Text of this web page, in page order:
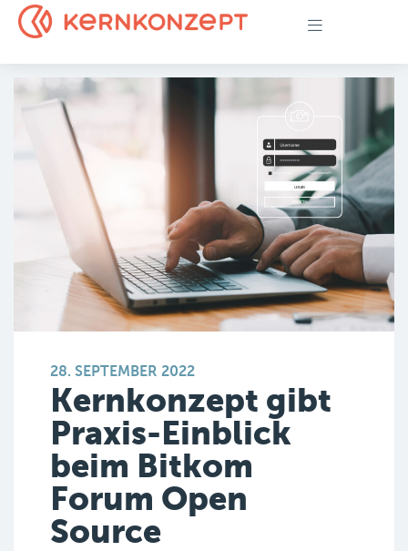
28. SEPTEMBER 2022
Kernkonzept gibt
Praxis-Einblick
beim Bitkom
Forum Open
Source